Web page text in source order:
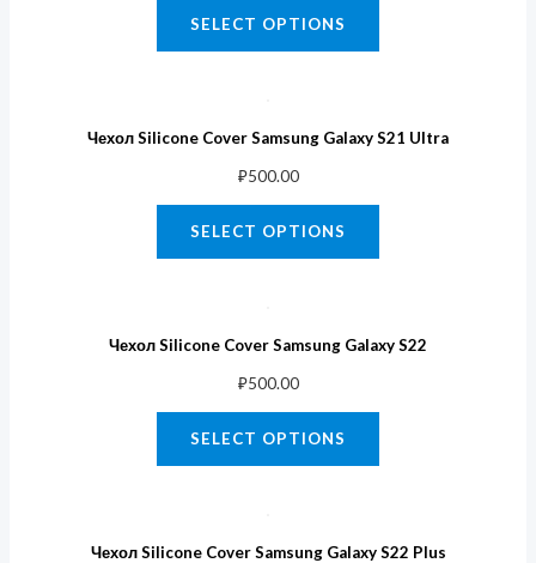
SELECT OPTIONS
Чехол Silicone Cover Samsung Galaxy S21 Ultra
₽500.00
SELECT OPTIONS
Чехол Silicone Cover Samsung Galaxy S22
₽500.00
SELECT OPTIONS
Чехол Silicone Cover Samsung Galaxy S22 Plus